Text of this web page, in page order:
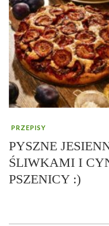
PRZEPISY
PYSZNE
ŚLIWKAMI I
PSZENICY :)